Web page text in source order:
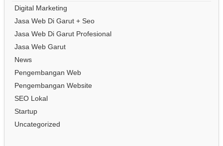
Digital Marketing
Jasa Web Di Garut + Seo
Jasa Web Di Garut Profesional
Jasa Web Garut
News
Pengembangan Web
Pengembangan Website
SEO Lokal
Startup
Uncategorized